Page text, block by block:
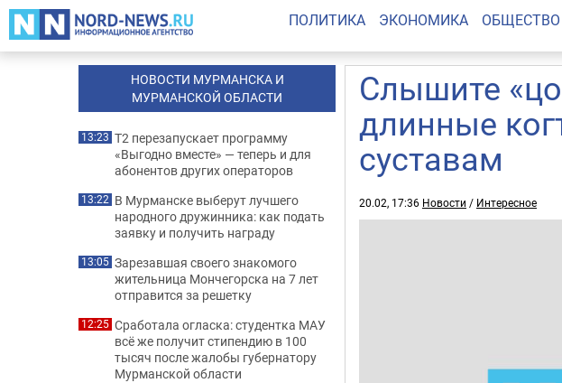
ПОЛИТИКА ЭКОНОМИКА ОБЩЕСТВО
Слышите
длинные
суставам
20.02, 17:36 Новости / Интересное
НОВОСТИ МУРМАНСКА И
МУРМАНСКОЙ ОБЛАСТИ
13:23 Т2 перезапускает программу
«Выгодно вместе» — теперь и для
абонентов других операторов
13:22 В Мурманске выберут лучшего
народного дружинника: как подать
заявку и получить награду
13:05 Зарезавшая своего знакомого
жительница Мончегорска на 7 лет
отправится за решетку
12:25 Сработала огласка: студентка МАУ
всё же получит стипендию в 100
тысяч после жалобы губернатору
Мурманской области